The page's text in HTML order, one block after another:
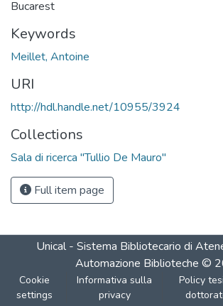
Bucarest
Keywords
Meillet, Antoine
URI
http://hdl.handle.net/10955/3924
Collections
Sala di ricerca "Tullio De Mauro"
Full item page
Unical - Sistema Bibliotecario di
Automazione Biblioteche ©
Cookie
settings
Informativa sulla
privacy
Policy